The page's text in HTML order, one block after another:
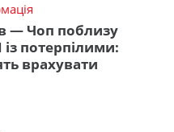
— Чоп поблизу
потерпілими:
врахувати